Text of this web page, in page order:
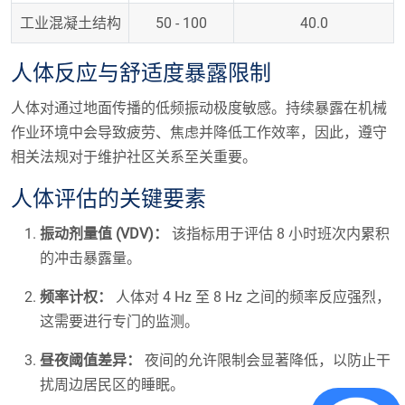
工业混凝土结构 50 - 100 40.0
人体反应与舒适度暴露限制
人体对通过地面传播的低频振动极度敏感。持续暴露在机械
作业环境中会导致疲劳、焦虑并降低工作效率，因此，遵守
相关法规对于维护社区关系至关重要。
人体评估的关键要素
振动剂量值 (VDV)：
该指标用于评估 8 小时班次内累积
的冲击暴露量。
频率计权：
人体对 4 Hz 至 8 Hz 之间的频率反应强烈，
这需要进行专门的监测。
昼夜阈值差异：
夜间的允许限制会显著降低，以防止干
扰周边居民区的睡眠。